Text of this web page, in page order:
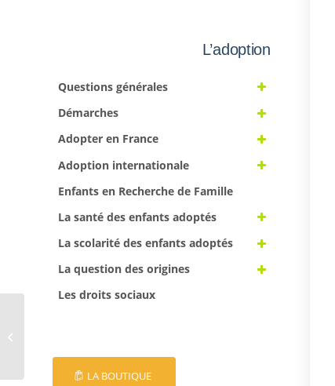
L’adoption
Questions générales
Démarches
Adopter en France
Adoption internationale
Enfants en Recherche de Famille
La santé des enfants adoptés
La scolarité des enfants adoptés
La question des origines
Les droits sociaux
LA BOUTIQUE